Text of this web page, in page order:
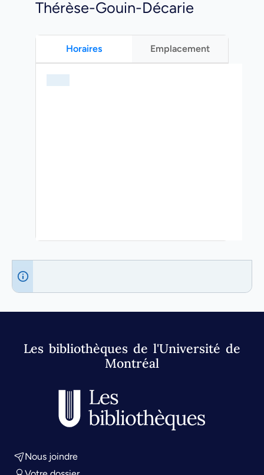
Thérèse-Gouin-Décarie
Horaires Emplacement
Les bibliothèques de l'Université de
Montréal
Nous joindre